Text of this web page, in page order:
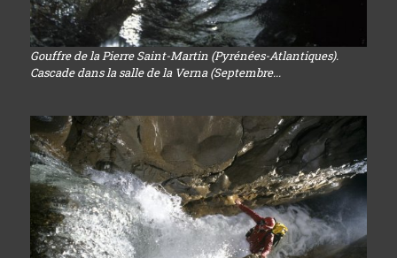
Gouffre de la Pierre Saint-Martin (Pyrénées-Atlantiques).
Cascade dans la salle de la Verna (Septembre...